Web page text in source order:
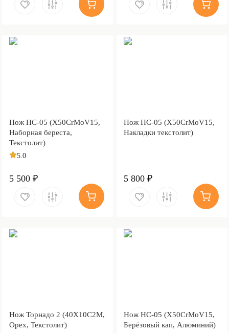
Нож НС-05 (X50CrMoV15,
Наборная береста,
Текстолит)
5.0
5 500 ₽
Нож НС-05 (X50CrMoV15,
Накладки текстолит)
5 800 ₽
Нож Торнадо 2 (40Х10С2М,
Орех, Текстолит)
Нож НС-05 (X50CrMoV15,
Берёзовый кап, Алюминий)